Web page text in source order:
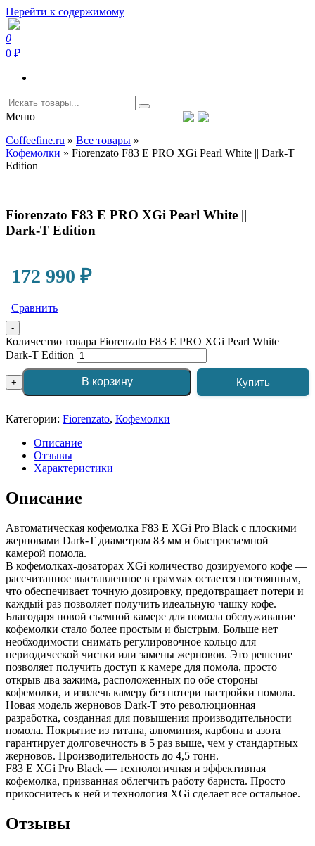
Перейти к содержимому
Coffeefine.ru
Интернет-магазин кофемашин и кофейной техники для дома
0
0 ₽
Меню
Coffeefine.ru » Все товары »
Кофемолки » Fiorenzato F83 E PRO XGi Pearl White || Dark-T
Edition
Fiorenzato F83 E PRO XGi Pearl White ||
Dark-T Edition
172 990 ₽
Сравнить
-
Количество товара Fiorenzato F83 E PRO XGi Pearl White ||
Dark-T Edition
+ В корзину Купить
Категории: Fiorenzato, Кофемолки
Описание
Отзывы
Характеристики
Описание
Автоматическая кофемолка F83 E XGi Pro Black с плоскими
жерновами Dark-T диаметром 83 мм и быстросъемной
камерой помола.
В кофемолках-дозаторах XGi количество дозируемого кофе —
рассчитанное выставленное в граммах остается постоянным,
что обеспечивает точную дозировку, предотвращает потери и
каждый раз позволяет получить идеальную чашку кофе.
Благодаря новой съемной камере для помола обслуживание
кофемолки стало более простым и быстрым. Больше нет
необходимости снимать регулировочное кольцо для
периодической чистки или замены жерновов. Это решение
позволяет получить доступ к камере для помола, просто
открыв два зажима, расположенных по обе стороны
кофемолки, и извлечь камеру без потери настройки помола.
Новая модель жерновов Dark-T это революционная
разработка, созданная для повышения производительности
помола. Покрытие из титана, алюминия, карбона и азота
гарантирует долговечность в 5 раз выше, чем у стандартных
жерновов. Производительность до 4,5 тонн.
F83 E XGi Pro Black — технологичная и эффективная
кофемолка, призванная облегчить работу бариста. Просто
прикоснитесь к ней и технология XGi сделает все остальное.
Отзывы